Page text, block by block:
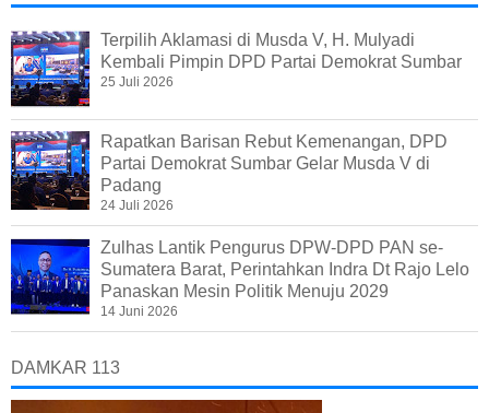
Terpilih Aklamasi di Musda V, H. Mulyadi
Kembali Pimpin DPD Partai Demokrat Sumbar
25 Juli 2026
Rapatkan Barisan Rebut Kemenangan, DPD
Partai Demokrat Sumbar Gelar Musda V di
Padang
24 Juli 2026
Zulhas Lantik Pengurus DPW-DPD PAN se-
Sumatera Barat, Perintahkan Indra Dt Rajo Lelo
Panaskan Mesin Politik Menuju 2029
14 Juni 2026
DAMKAR 113